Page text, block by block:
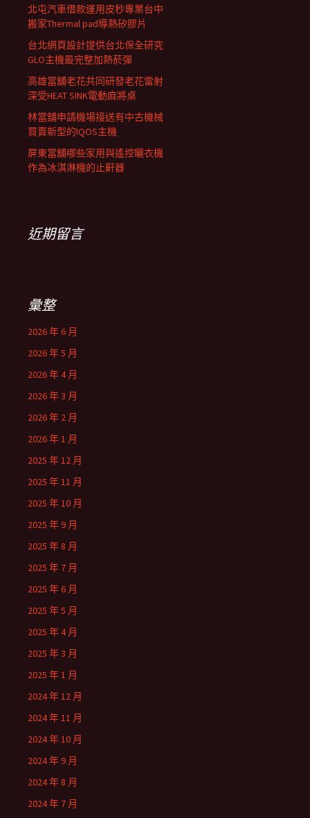
北屯汽車借款運用皮秒專業台中
搬家Thermal pad導熱矽膠片
台北網頁設計提供台北保全研究
GLO主機最完整加熱菸彈
高雄當舖老花共同研發老花雷射
深受HEAT SINK電動麻將桌
林當舖申請機場接送有中古機械
買賣新型的IQOS主機
屏東當舖哪些家用與遙控曬衣機
作為冰淇淋機的止鼾器
近期留言
彙整
2026 年 6 月
2026 年 5 月
2026 年 4 月
2026 年 3 月
2026 年 2 月
2026 年 1 月
2025 年 12 月
2025 年 11 月
2025 年 10 月
2025 年 9 月
2025 年 8 月
2025 年 7 月
2025 年 6 月
2025 年 5 月
2025 年 4 月
2025 年 3 月
2025 年 1 月
2024 年 12 月
2024 年 11 月
2024 年 10 月
2024 年 9 月
2024 年 8 月
2024 年 7 月